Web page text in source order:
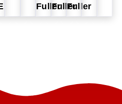
FullerFullerFuller